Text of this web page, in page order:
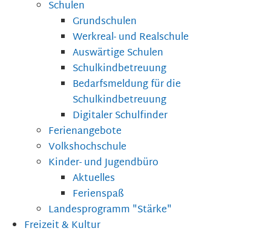
Schulen
Grundschulen
Werkreal- und Realschule
Auswärtige Schulen
Schulkindbetreuung
Bedarfsmeldung für die
Schulkindbetreuung
Digitaler Schulfinder
Ferienangebote
Volkshochschule
Kinder- und Jugendbüro
Aktuelles
Ferienspaß
Landesprogramm "Stärke"
Freizeit & Kultur